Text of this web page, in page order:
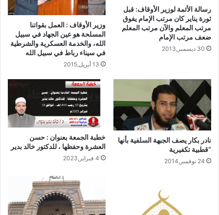
رسالة الأئمة لوزير الأوقاف: قبل
ثورة يناير كان مرتب الإمام يفوق
مرتب المعلم والآن مرتب المعلم
ضعف مرتب الإمام
30 ديسمبر,2013
وزير الأوقاف : العمل بقواتنا
المسلحة هو عين الجهاد في سبيل
الله، والخدمة العسكرية والشرطية
في سيناء رباط في سبيل الله
13 أبريل,2015
نادر بكار يصف الجبهة السلفية بأنها
“قطبية تكفيرية
24 نوفمبر,2014
خطبة الجمعة بعنوان : حسن
العشرة وحفظها ، للدكتور خالد بدير
4 فبراير,2023